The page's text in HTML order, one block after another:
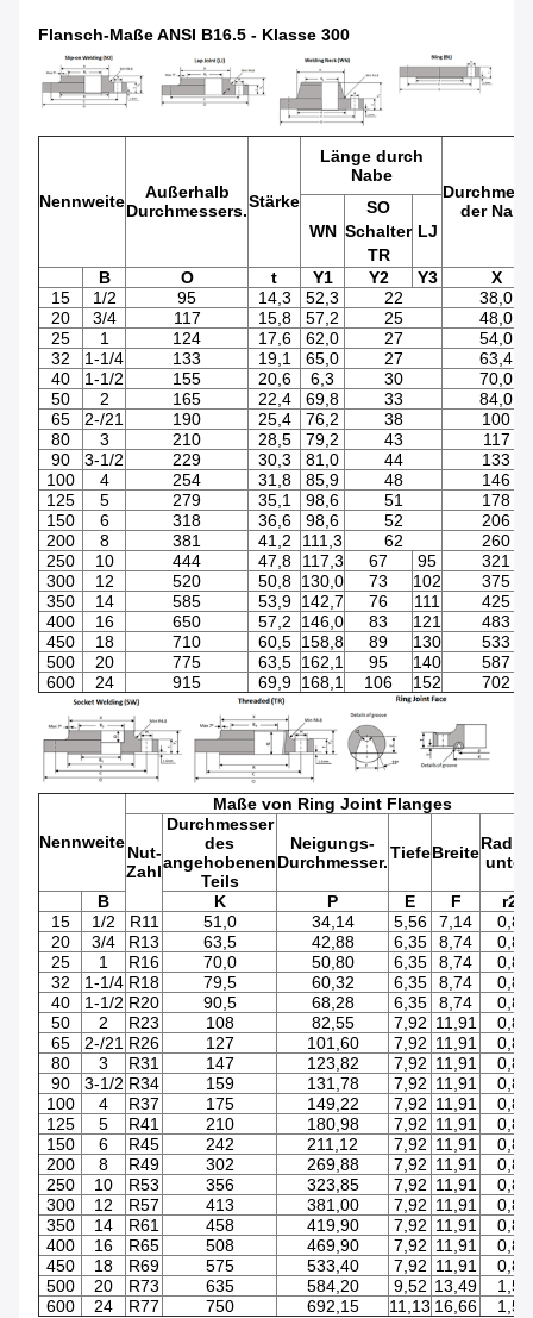
Flansch-Maße ANSI B16.5 - Klasse 300
Nennweite
Außerhalb
Durchmessers.Stärke
Länge durch
Nabe
der Nabe
WN
SO
Schalter
TR
LJ
B O t Y1 Y2 Y3
X
15
1/2 95 14,3 52,3 22
38,0
20
3/4 117 15,8 57,2 25
48,0
25
1 124 17,6 62,0 27
54,0
32
1-1/4 133 19,1 65,0 27
63,4
40
1-1/2 155 20,6 6,3 30
70,0
50
2 165 22,4 69,8 33
84,0
65
2-/21 190 25,4 76,2 38
100
80
3 210 28,5 79,2 43
117
90
3-1/2 229 30,3 81,0 44
133
100
4 254 31,8 85,9 48
146
125
5 279 35,1 98,6 51
178
150
6 318 36,6 98,6 52
206
200
8 381 41,2 111,3 62
260
250
10 444 47,8 117,3 67 95
321
300
12 520 50,8 130,0 73 102
375
350
14 585 53,9 142,7 76 111
425
400
16 650 57,2 146,0 83 121
483
450
18 710 60,5 158,8 89 130
533
500
20 775 63,5 162,1 95 140
587
600
24 915 69,9 168,1 106 152 702
Nennweite
Maße von Ring Joint Flanges
Nut-
Zahl
Durchmesser
des
angehobenen
Teils
Neigungs-
Durchmesser.TiefeBreite unten
B K P E F
r2
15
1/2 R11 51,0 34,14 5,56 7,14
0,8
20
3/4 R13 63,5 42,88 6,35 8,74
0,8
25
1 R16 70,0 50,80 6,35 8,74
0,8
32
1-1/4 R18 79,5 60,32 6,35 8,74
0,8
40
1-1/2 R20 90,5 68,28 6,35 8,74
0,8
50
2 R23 108 82,55 7,92 11,91
0,8
65
2-/21 R26 127 101,60 7,92 11,91
0,8
80
3 R31 147 123,82 7,92 11,91
0,8
90
3-1/2 R34 159 131,78 7,92 11,91
0,8
100
4 R37 175 149,22 7,92 11,91
0,8
125
5 R41 210 180,98 7,92 11,91
0,8
150
6 R45 242 211,12 7,92 11,91
0,8
200
8 R49 302 269,88 7,92 11,91
0,8
250
10 R53 356 323,85 7,92 11,91
0,8
300
12 R57 413 381,00 7,92 11,91
0,8
350
14 R61 458 419,90 7,92 11,91
0,8
400
16 R65 508 469,90 7,92 11,91
0,8
450
18 R69 575 533,40 7,92 11,91
0,8
500
20 R73 635 584,20 9,52 13,49
1,5
600
24 R77 750 692,15 11,13 16,66 1,5